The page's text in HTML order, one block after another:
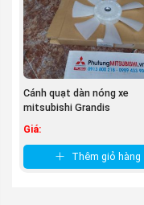
Cánh quạt dàn nóng xe
mitsubishi Grandis
Giá:
Thêm giỏ hàng